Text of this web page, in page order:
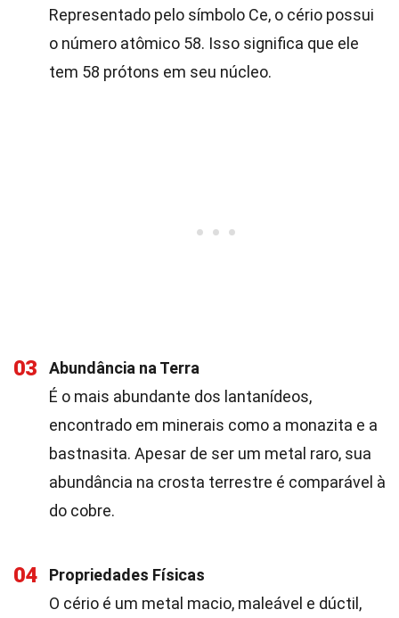
Representado pelo símbolo Ce, o cério possui
o número atômico 58. Isso significa que ele
tem 58 prótons em seu núcleo.
03
Abundância na Terra
É o mais abundante dos lantanídeos,
encontrado em minerais como a monazita e a
bastnasita. Apesar de ser um metal raro, sua
abundância na crosta terrestre é comparável à
do cobre.
04
Propriedades Físicas
O cério é um metal macio, maleável e dúctil,